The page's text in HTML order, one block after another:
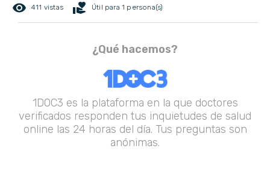
remove_red_eye 411 vistas volunteer_activism Útil para 1 persona(s)
¿Qué hacemos?
1DOC3 es la plataforma en la que doctores
verificados responden tus inquietudes de salud
online las 24 horas del día. Tus preguntas son
anónimas.